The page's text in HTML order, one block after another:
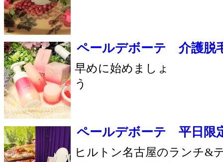
ウル リノ
Ulu.Lino
052-211-7757